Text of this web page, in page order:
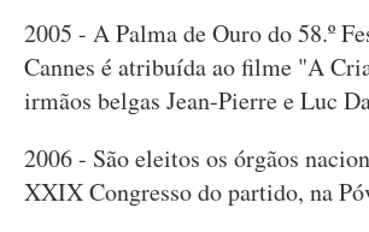
2005 - A Palma de Ouro do 58.º
Cannes é atribuída ao filme "A
irmãos belgas Jean-Pierre e Luc
2006 - São eleitos os órgãos
XXIX Congresso do partido, na